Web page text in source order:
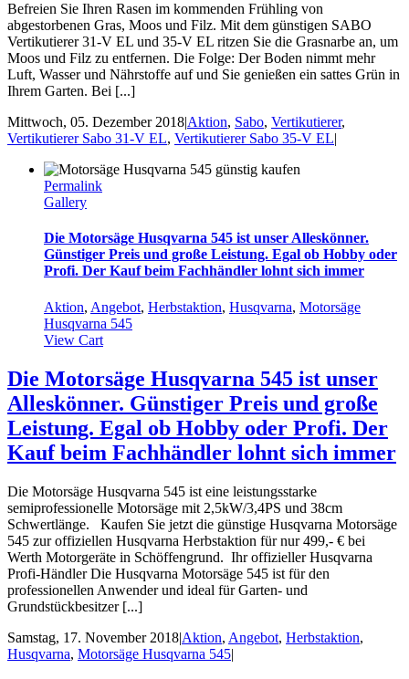
Befreien Sie Ihren Rasen im kommenden Frühling von
abgestorbenen Gras, Moos und Filz. Mit dem günstigen SABO
Vertikutierer 31-V EL und 35-V EL ritzen Sie die Grasnarbe an, um
Moos und Filz zu entfernen. Die Folge: Der Boden nimmt mehr
Luft, Wasser und Nährstoffe auf und Sie genießen ein sattes Grün in
Ihrem Garten. Bei [...]
Mittwoch, 05. Dezember 2018|Aktion, Sabo, Vertikutierer,
Vertikutierer Sabo 31-V EL, Vertikutierer Sabo 35-V EL|
Permalink
Gallery
Die Motorsäge Husqvarna 545 ist unser Alleskönner.
Günstiger Preis und große Leistung. Egal ob Hobby oder
Profi. Der Kauf beim Fachhändler lohnt sich immer
Aktion, Angebot, Herbstaktion, Husqvarna, Motorsäge
Husqvarna 545
View Cart
Die Motorsäge Husqvarna 545 ist unser
Alleskönner. Günstiger Preis und große
Leistung. Egal ob Hobby oder Profi. Der
Kauf beim Fachhändler lohnt sich immer
Die Motorsäge Husqvarna 545 ist eine leistungsstarke
semiprofessionelle Motorsäge mit 2,5kW/3,4PS und 38cm
Schwertlänge. Kaufen Sie jetzt die günstige Husqvarna Motorsäge
545 zur offiziellen Husqvarna Herbstaktion für nur 499,- € bei
Werth Motorgeräte in Schöffengrund. Ihr offizieller Husqvarna
Profi-Händler Die Husqvarna Motorsäge 545 ist für den
professionellen Anwender und ideal für Garten- und
Grundstückbesitzer [...]
Samstag, 17. November 2018|Aktion, Angebot, Herbstaktion,
Husqvarna, Motorsäge Husqvarna 545|